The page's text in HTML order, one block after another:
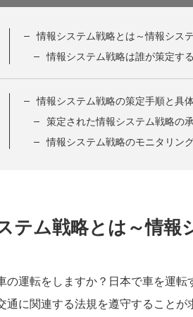
情報システム戦略とは～情報シス
情報システム戦略は誰が策定す
情報システム戦略の策定手順と具
策定された情報システム戦略の
情報システム戦略のモニタリン
テム戦略とは～情報
の運転をしますか？日本で車を運転
通に関連する法規を遵守すること